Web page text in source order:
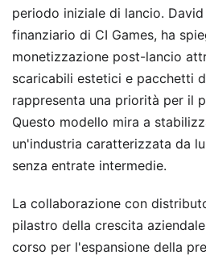
periodo iniziale di lancio.
finanziario di CI Games, ha
monetizzazione post-lancio
scaricabili estetici e pacchetti
rappresenta una priorità per il
Questo modello mira a
un'industria caratterizzata da
senza entrate intermedie.
La collaborazione con
pilastro della crescita
corso per l'espansione della